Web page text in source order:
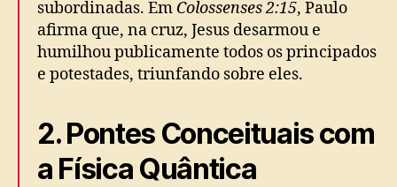
subordinadas. Em Colossenses 2:15, Paulo
afirma que, na cruz, Jesus desarmou e
humilhou publicamente todos os principados
e potestades, triunfando sobre eles.
2. Pontes Conceituais com
a Física Quântica